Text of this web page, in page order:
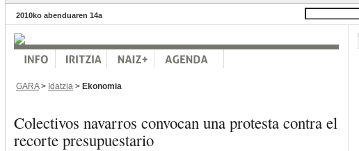
2010ko abenduaren 14a
GARA> Idatzia > Ekonomia
Colectivos navarros convocan una protesta contra el
recorte presupuestario